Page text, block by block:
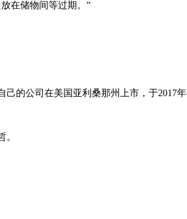
在储物间等过期。”
的公司在美国亚利桑那州上市，于2017年